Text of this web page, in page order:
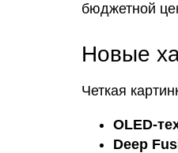
бюджетной
Новые
Четкая
OLED-
Deep